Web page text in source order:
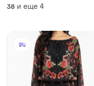
38 и еще 4